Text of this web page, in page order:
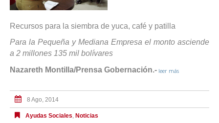
Recursos para la siembra de yuca, café y patilla
Para la Pequeña y Mediana Empresa el monto asciende
a 2 millones 135 mil bolívares
Nazareth Montilla/Prensa Gobernación.- leer más
8 Ago, 2014
Ayudas Sociales, Noticias